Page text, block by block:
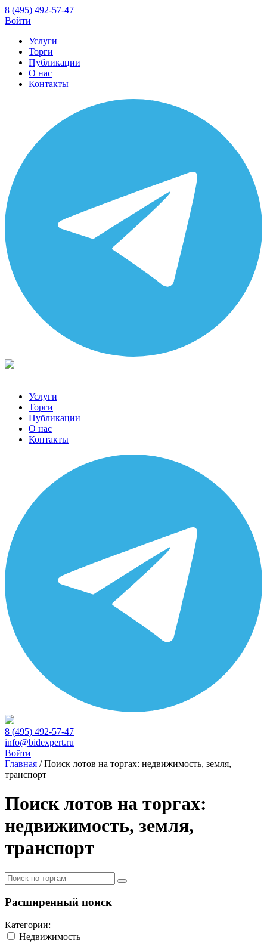
8 (495) 492-57-47
Войти
Услуги
Торги
Публикации
О нас
Контакты
Услуги
Торги
Публикации
О нас
Контакты
8 (495) 492-57-47
info@bidexpert.ru
Войти
Главная /Поиск лотов на торгах: недвижимость, земля,
транспорт
Поиск лотов на торгах:
недвижимость, земля,
транспорт
Расширенный поиск
Категории:
Недвижимость